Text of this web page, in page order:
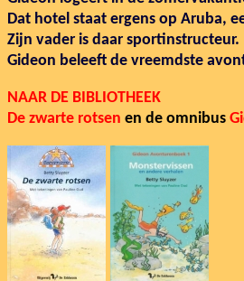
Dat hotel staat ergens op Aruba,
Zijn vader is daar sportinstructeur.
Gideon beleeft de vreemdste
NAAR DE BIBLIOTHEEK
De zwarte rotsen en de omnibus